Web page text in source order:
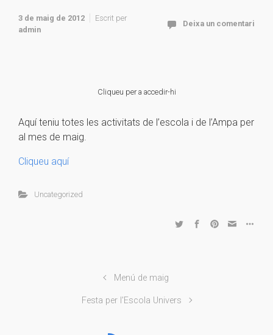
3 de maig de 2012
Escrit per
admin
Deixa un comentari
Cliqueu per a accedir-hi
Aquí teniu totes les activitats de l’escola i de l’Ampa per
al mes de maig.
Cliqueu aquí
Uncategorized
Menú de maig
Festa per l'Escola Univers